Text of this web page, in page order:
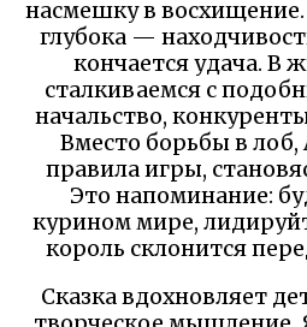
насмешку в
глубока —
кончается удача. В
сталкиваемся с
начальство,
Вместо борьбы в
правила игры,
Это напоминание:
курином мире,
король склонится
Сказка вдохновляет